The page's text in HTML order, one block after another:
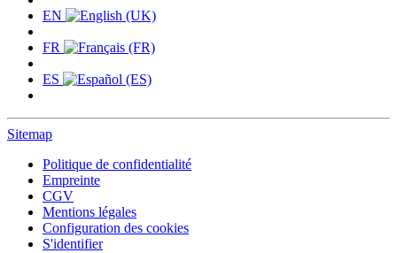
EN
FR
ES
Sitemap
Politique de confidentialité
Empreinte
CGV
Mentions légales
Configuration des cookies
S'identifier